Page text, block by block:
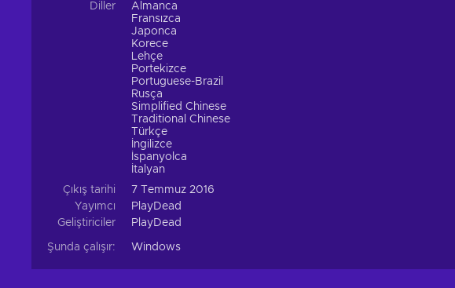
Diller
Almanca
Fransızca
Japonca
Korece
Lehçe
Portekizce
Portuguese-Brazil
Rusça
Simplified Chinese
Traditional Chinese
Türkçe
İngilizce
İspanyolca
İtalyan
Çıkış tarihi
7 Temmuz 2016
Yayımcı
PlayDead
Geliştiriciler
PlayDead
Şunda çalışır: Windows